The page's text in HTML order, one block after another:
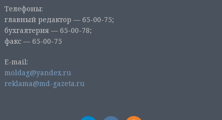
Телефоны:
главный редактор — 65-00-75;
бухгалтерия — 65-00-78;
факс — 65-00-75
E-mail:
moldag@yandex.ru
reklama@md-gazeta.ru